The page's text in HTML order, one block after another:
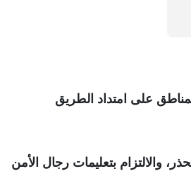
على امتداد الطريق
والالتزام بتعليمات رجال الأمن